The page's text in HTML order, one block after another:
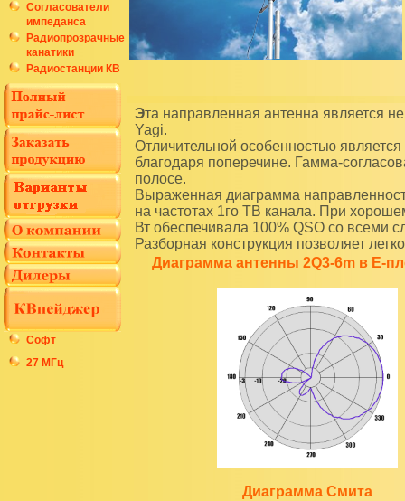
Согласователи
импеданса
Радиопрозрачные
канатики
Радиостанции КВ
Софт
27 МГц
Эта направленная антенна является неким гибридом между традиционным Cubical Quad и стэком из
Yagi.
Отличительной особенностью
благодаря поперечине. Гамма-
полосе.
Выраженная диаграмма
на частотах 1го ТВ канала. При
Вт обеспечивала 100% QSO со всеми
Разборная конструкция позволяет
Диаграмма антенны 2Q3-6m в Е-
Диаграмма Смита